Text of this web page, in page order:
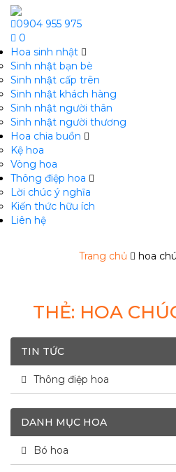
0904 955 975
0
Hoa sinh nhật
Sinh nhật bạn bè
Sinh nhật cấp trên
Sinh nhật khách hàng
Sinh nhật người thân
Sinh nhật người thương
Hoa chia buồn
Kệ hoa
Vòng hoa
Thông điệp hoa
Lời chúc ý nghĩa
Kiến thức hữu ích
Liên hệ
Trang chủ hoa
THẺ: HOA
TIN TỨC
Thông điệp hoa
DANH MỤC HOA
Bó hoa